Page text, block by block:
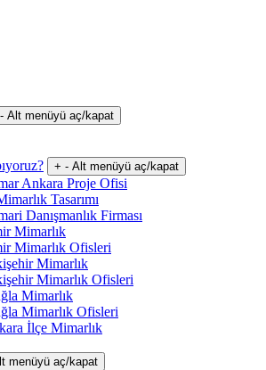
- Alt menüyü aç/kapat
+ - Alt menüyü aç/kapat
Ankara Proje Ofisi
Tasarımı
Danışmanlık Firması
Mimarlık
Mimarlık Ofisleri
Mimarlık
Mimarlık Ofisleri
Mimarlık
Mimarlık Ofisleri
İlçe Mimarlık
menüyü aç/kapat